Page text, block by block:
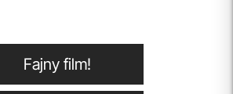
Fajny film!